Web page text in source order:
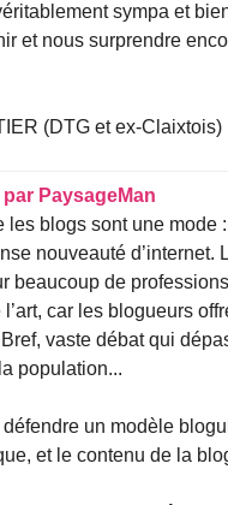
sympa et
et nous surprendre
(DTG et ex-Claixtois)
par PaysageMan
blogs sont une mode
nouveauté
beaucoup de
car les blogueurs
vaste débat qui
population...
un modèle
et le contenu de la